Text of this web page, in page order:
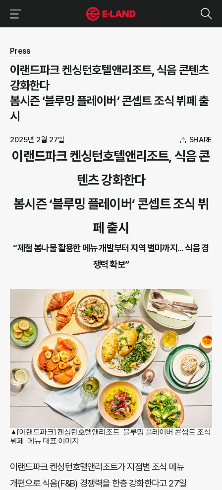
뉴스 상세보기
Press
이랜드파크 켄싱턴호텔앤리조트, 식음 콘텐츠
강화한다
봄시즌 ‘블루밍 플레이버’ 콘셉트 조식 뷔페 출
시
2025년 2월 27일 SHARE
이랜드파크 켄싱턴호텔앤리조트, 식음 콘
텐츠 강화한다
봄시즌 ‘블루밍 플레이버’ 콘셉트 조식 뷔
페 출시
“제철 봄나물 활용한 메뉴 개발부터 지역 별미까지... 식음 경
쟁력 확보”
▲[이랜드파크] 켄싱턴호텔앤리조트_블루밍 플레이버 콘셉트 조식
뷔페_메뉴 대표 이미지
이랜드파크 켄싱턴호텔앤리조트가 지점별 조식 메뉴
개편으로 식음(F&B) 경쟁력을 한층 강화한다고 27일